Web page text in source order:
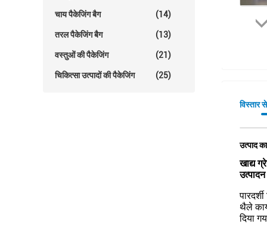
चाय पैकेजिंग बैग (14)
तरल पैकेजिंग बैग (13)
वस्तुओं की पैकेजिंग (21)
चिकित्सा उत्पादों की पैकेजिंग (25)
विस्तार
उत्पाद
खाद्य
थैले
दिया